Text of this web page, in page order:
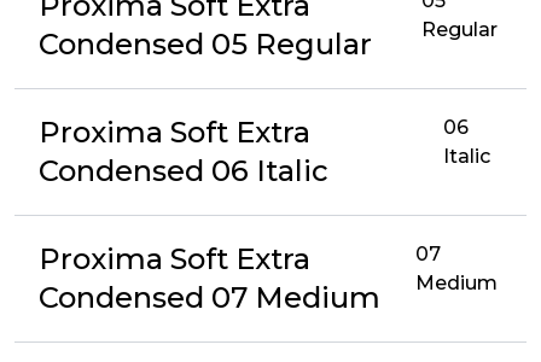
Condensed 05 Regular
Regular
Proxima Soft Extra
Condensed 06 Italic
06
Italic
Proxima Soft Extra
Condensed 07 Medium
07
Medium